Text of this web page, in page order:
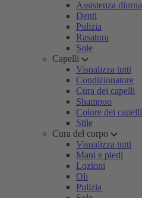
Assistenza diurna
Denti
Pulizia
Rasatura
Sole
Capelli
Visualizza tutti
Condizionatore
Cura dei capelli
Shampoo
Colore dei capelli
Stile
Cura del corpo
Visualizza tutti
Mani e piedi
Lozioni
Oli
Pulizia